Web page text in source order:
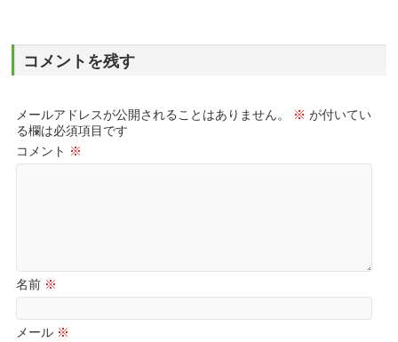
コメントを残す
メールアドレスが公開されることはありません。 ※ が付いてい
る欄は必須項目です
コメント ※
名前 ※
メール ※